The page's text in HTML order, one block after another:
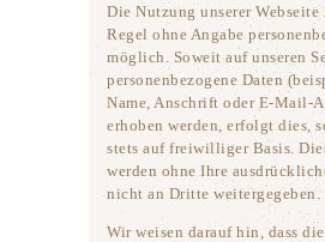
Die Nutzung unserer
Regel ohne Angabe
möglich. Soweit auf unseren
personenbezogene Daten
Name, Anschrift oder E-Mail-
erhoben werden, erfolgt dies,
stets auf freiwilliger Basis.
werden ohne Ihre
nicht an Dritte weitergegeben.
Wir weisen darauf hin, dass die